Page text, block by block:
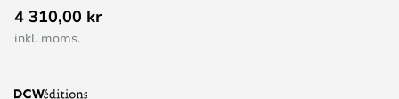
till
början
bildgalleriet
4 310,00 kr
inkl. moms.